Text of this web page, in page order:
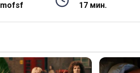
mofsf 17 мин.